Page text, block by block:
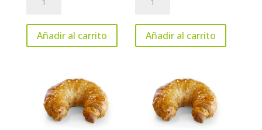
Crown
cantidad
Añadir al carrito
Belgian
Chocolate
Añadir al carrito